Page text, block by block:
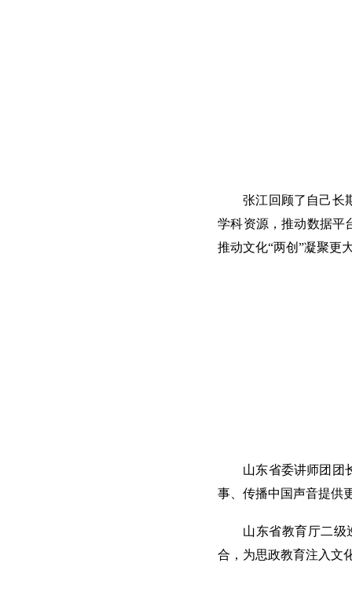
张江回顾了自己长
学科资源，推动数据平
推动文化“两创”凝聚更
山东省委讲师团团
事、传播中国声音提供
山东省教育厅二级
合，为思政教育注入文